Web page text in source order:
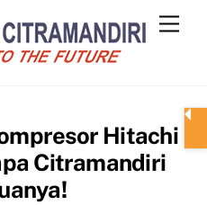
Hitachi
Citramandiri